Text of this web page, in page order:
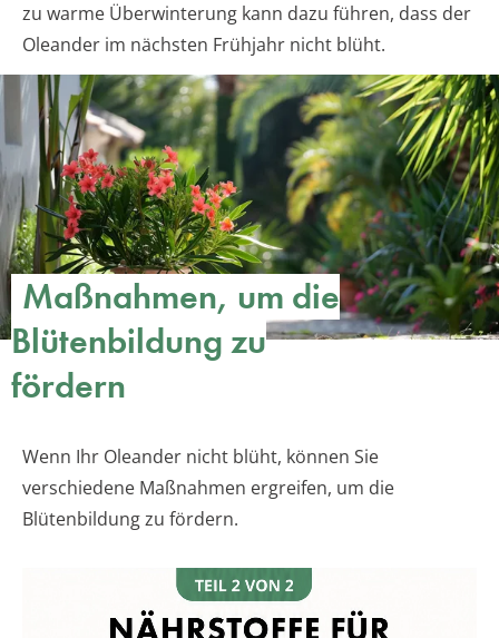
zu warme Überwinterung kann dazu führen, dass der
Oleander im nächsten Frühjahr nicht blüht.
Maßnahmen, um die
Blütenbildung zu
fördern
Wenn Ihr Oleander nicht blüht, können Sie
verschiedene Maßnahmen ergreifen, um die
Blütenbildung zu fördern.